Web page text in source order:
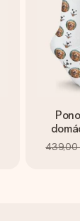
439,00